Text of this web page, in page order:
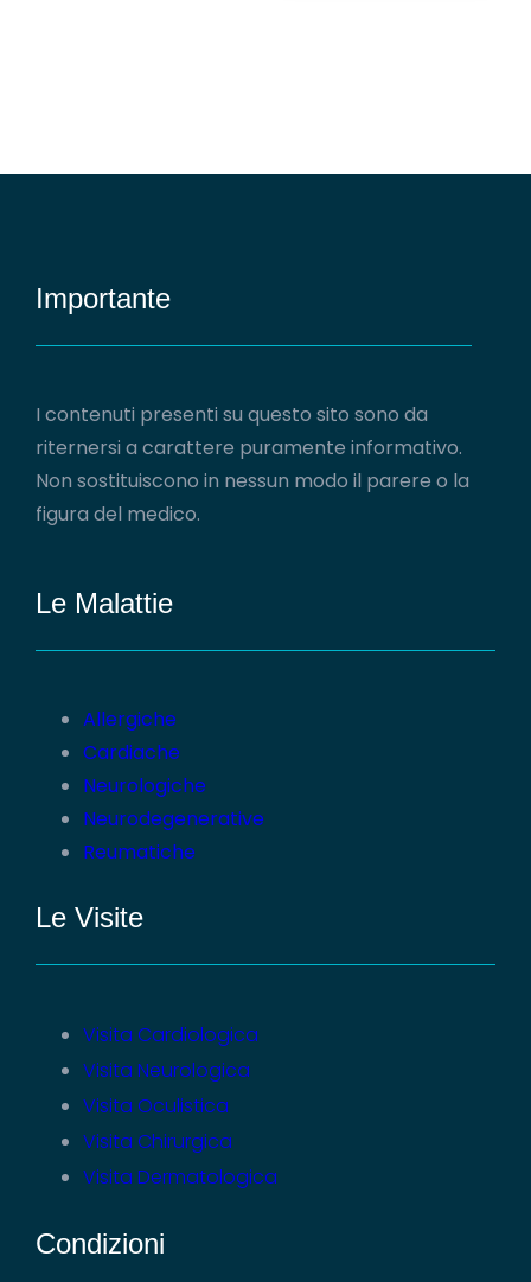
Importante
I contenuti presenti su questo sito sono da
riternersi a carattere puramente informativo.
Non sostituiscono in nessun modo il parere o la
figura del medico.
Le Malattie
Allergiche
Cardiache
Neurologiche
Neurodegenerative
Reumatiche
Le Visite
Visita Cardiologica
Visita Neurologica
Visita Oculistica
Visita Chirurgica
Visita Dermatologica
Condizioni